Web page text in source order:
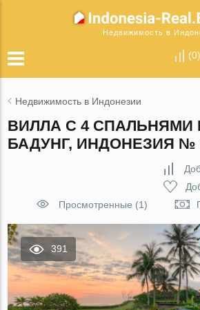
Недвижимость в
(0)
Недвижимость в Индонезии
ВИЛЛА С 4 СПАЛЬНЯМИ
БАДУНГ, ИНДОНЕЗИЯ №
Просмотренные (1)
391